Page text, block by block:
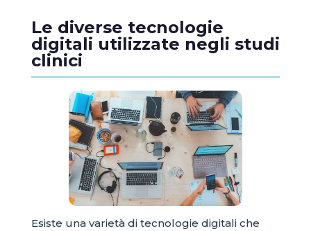
Le diverse tecnologie
digitali utilizzate negli studi
clinici
Esiste una varietà di tecnologie digitali che